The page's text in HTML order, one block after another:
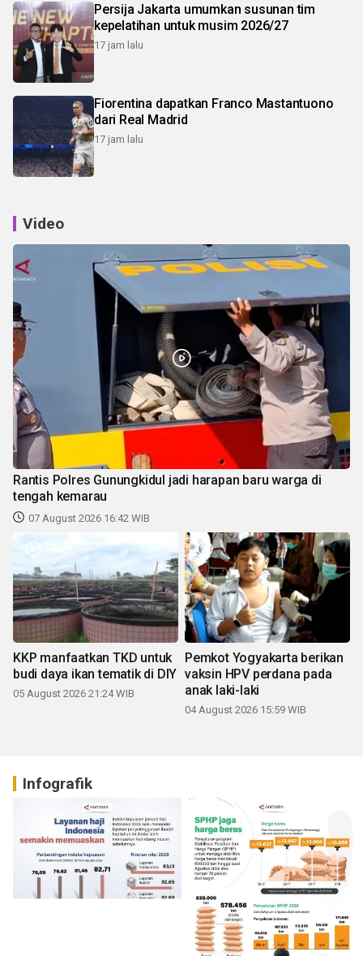
Persija Jakarta umumkan susunan tim
kepelatihan untuk musim 2026/27
17 jam lalu
Fiorentina dapatkan Franco Mastantuono
dari Real Madrid
17 jam lalu
Video
Rantis Polres Gunungkidul jadi harapan baru warga di
tengah kemarau
07 August 2026 16:42 WIB
KKP manfaatkan TKD untuk
budi daya ikan tematik di DIY
05 August 2026 21:24 WIB
Pemkot Yogyakarta berikan
vaksin HPV perdana pada
anak laki-laki
04 August 2026 15:59 WIB
Infografik